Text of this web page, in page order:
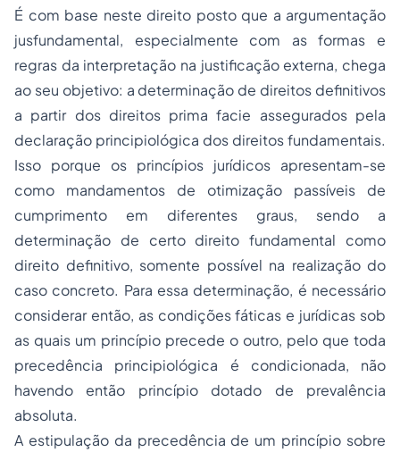
É com base neste direito posto que a argumentação
jusfundamental, especialmente com as formas e
regras da interpretação na justificação externa, chega
ao seu objetivo: a determinação de direitos definitivos
a partir dos direitos prima facie assegurados pela
declaração principiológica dos direitos fundamentais.
Isso porque os princípios jurídicos apresentam-se
como mandamentos de otimização passíveis de
cumprimento em diferentes graus, sendo a
determinação de certo direito fundamental como
direito definitivo, somente possível na realização do
caso concreto. Para essa determinação, é necessário
considerar então, as condições fáticas e jurídicas sob
as quais um princípio precede o outro, pelo que toda
precedência principiológica é condicionada, não
havendo então princípio dotado de prevalência
absoluta.
A estipulação da precedência de um princípio sobre